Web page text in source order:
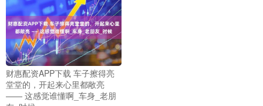
财惠配资APP下载 车子擦得亮
堂堂的，开起来心里都敞亮
—— 这感觉谁懂啊_车身_老朋